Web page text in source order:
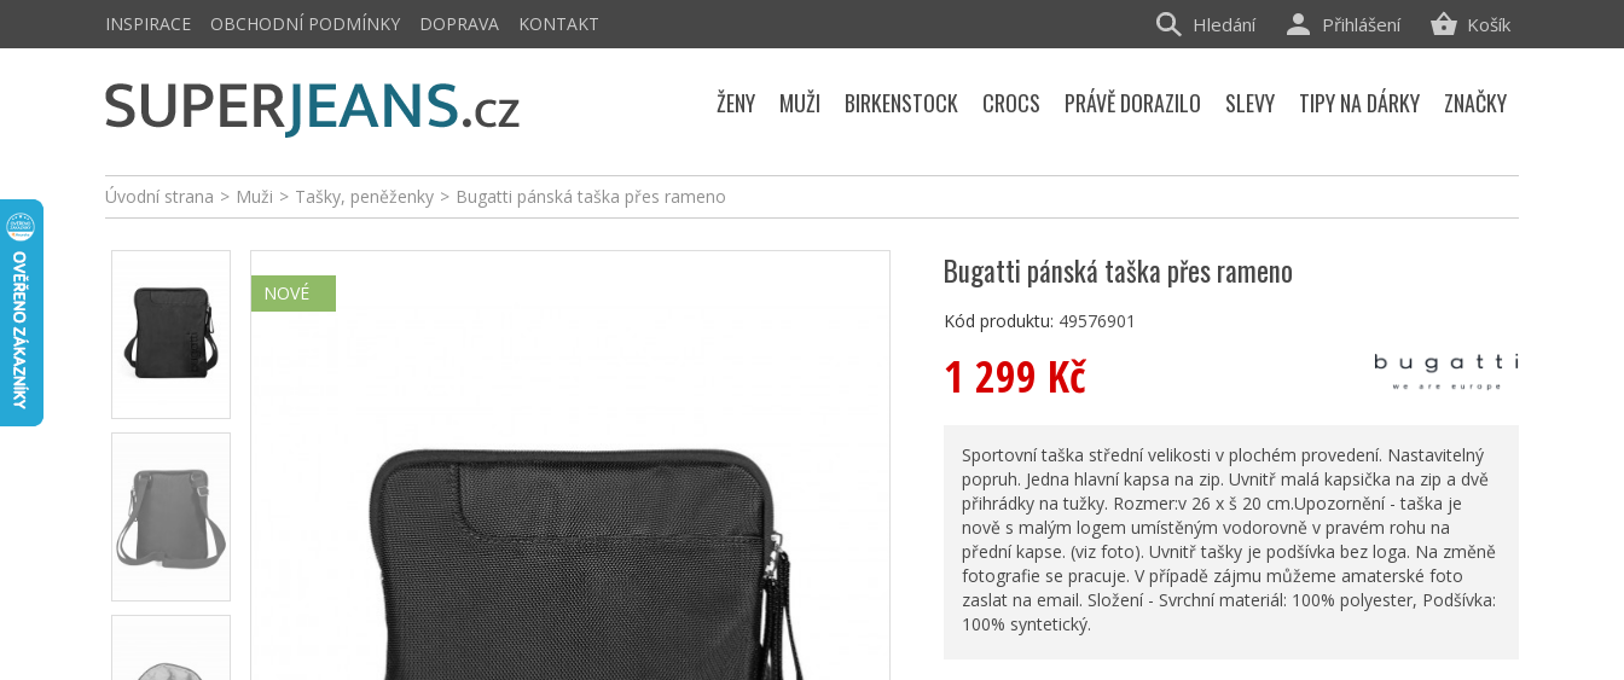
Úvodní strana > Muži > Tašky, peněženky > Bugatti pánská taška přes rameno
NOVÉ
Bugatti pánská taška přes rameno
Kód produktu: 49576901
1 299 Kč
Sportovní taška střední velikosti v plochém provedení. Nastavitelný
popruh. Jedna hlavní kapsa na zip. Uvnitř malá kapsička na zip a dvě
přihrádky na tužky. Rozmer:v 26 x š 20 cm.Upozornění - taška je
nově s malým logem umístěným vodorovně v pravém rohu na
přední kapse. (viz foto). Uvnitř tašky je podšívka bez loga. Na změně
fotografie se pracuje. V případě zájmu můžeme amaterské foto
zaslat na email. Složení - Svrchní materiál: 100% polyester, Podšívka:
100% syntetický.
INSPIRACE OBCHODNÍ PODMÍNKY DOPRAVA KONTAKT Košík
Přihlášení
Hledání
ŽENY MUŽI BIRKENSTOCK CROCS PRÁVĚ DORAZILO SLEVY TIPY NA DÁRKY ZNAČKY